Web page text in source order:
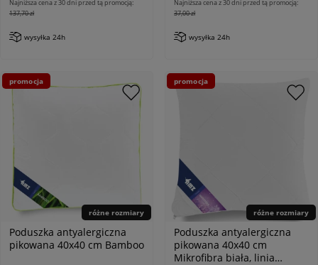
Najniższa cena z 30 dni przed tą promocją:
137,70 zł
wysyłka 24h
Najniższa cena z 30 dni przed tą promocją:
37,00 zł
wysyłka 24h
różne rozmiary
Poduszka antyalergiczna
pikowana 40x40 cm Bamboo
promocja
różne rozmiary
Poduszka antyalergiczna
pikowana 40x40 cm
Mikrofibra biała, linia
promocja